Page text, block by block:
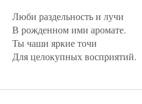
Люби раздельность и лучи
В рожденном ими аромате.
Ты чаши яркие точи
Для целокупных восприятий.